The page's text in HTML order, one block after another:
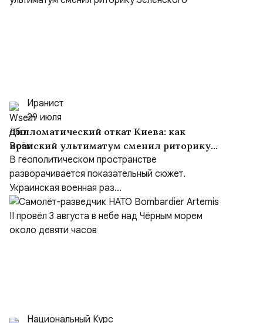
Иранист
29 июля
Дипломатический откат Киева: как
иранский ультиматум сменил риторику
Зеленского
В геополитическом пространстве
разворачивается показательный сюжет.
Украинская военная раз...
Национальный Курс